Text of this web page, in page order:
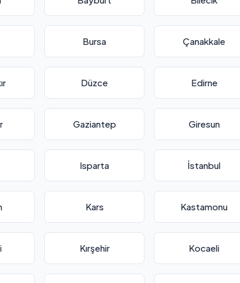
Bursa Çanakkale
Düzce Edirne
Gaziantep Giresun
Isparta İstanbul
Kars Kastamonu
Kırşehir Kocaeli